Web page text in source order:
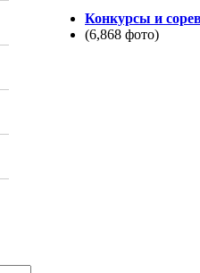
Конкурсы и
(6,868 фото)